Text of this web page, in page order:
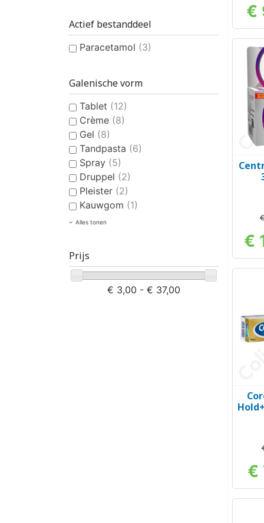
Actief bestanddeel
Paracetamol (3)
Galenische vorm
Tablet (12)
Crème (8)
Gel (8)
Tandpasta (6)
Spray (5)
Druppel (2)
Pleister (2)
Kauwgom (1)
Alles tonen
Prijs
€ 3,00 - € 37,00
€
€
€